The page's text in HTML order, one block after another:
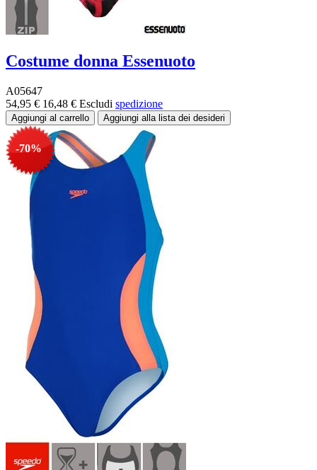
Costume donna Essenuoto
A05647
54,95 € 16,48 € Escludi spedizione
-70%